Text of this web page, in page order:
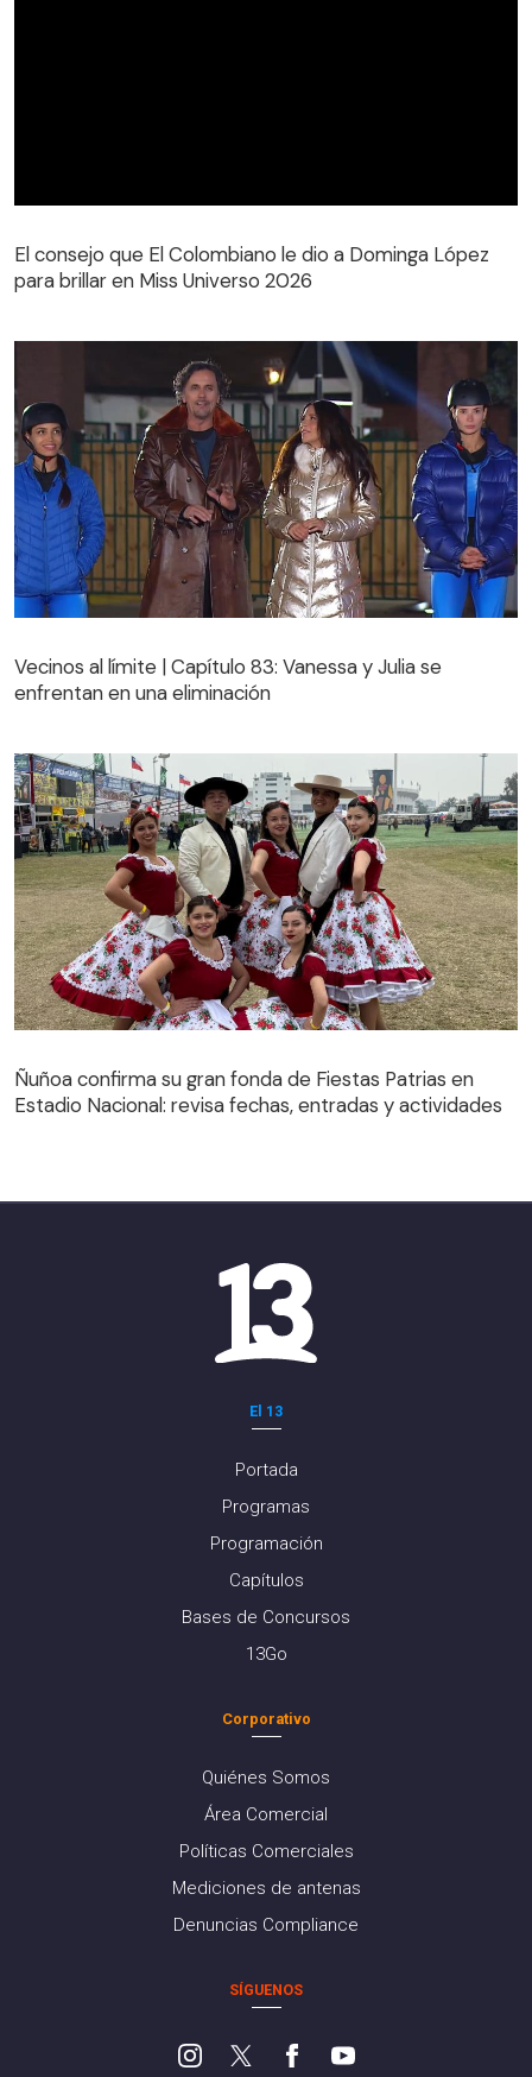
para brillar en Miss Universo 2026
El consejo que El Colombiano le dio a Dominga López
para brillar en Miss Universo 2026
enfrentan en una eliminación
Vecinos al límite | Capítulo 83: Vanessa y Julia se
enfrentan en una eliminación
Ñuñoa confirma su gran fonda de Fiestas Patrias en
Estadio Nacional: revisa fechas, entradas y actividades
El 13
Portada
Programas
Programación
Capítulos
Bases de Concursos
13Go
Corporativo
Quiénes Somos
Área Comercial
Políticas Comerciales
Mediciones de antenas
Denuncias Compliance
SÍGUENOS